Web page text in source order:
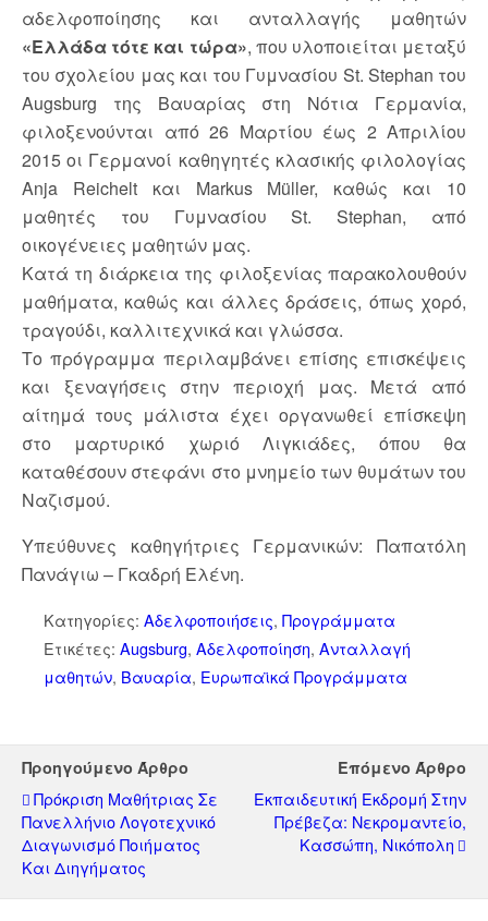
αδελφοποίησης και ανταλλαγής μαθητών
«Ελλάδα τότε και τώρα», που υλοποιείται μεταξύ
του σχολείου μας και του Γυμνασίου St. Stephan του
Augsburg της Βαυαρίας στη Νότια Γερμανία,
φιλοξενούνται από 26 Μαρτίου έως 2 Απριλίου
2015 οι Γερμανοί καθηγητές κλασικής φιλολογίας
Anja Reichelt και Markus Müller, καθώς και 10
μαθητές του Γυμνασίου St. Stephan, από
οικογένειες μαθητών μας.
Κατά τη διάρκεια της φιλοξενίας παρακολουθούν
μαθήματα, καθώς και άλλες δράσεις, όπως χορό,
τραγούδι, καλλιτεχνικά και γλώσσα.
Το πρόγραμμα περιλαμβάνει επίσης επισκέψεις
και ξεναγήσεις στην περιοχή μας. Μετά από
αίτημά τους μάλιστα έχει οργανωθεί επίσκεψη
στο μαρτυρικό χωριό Λιγκιάδες, όπου θα
καταθέσουν στεφάνι στο μνημείο των θυμάτων του
Ναζισμού.
Υπεύθυνες καθηγήτριες Γερμανικών: Παπατόλη
Πανάγιω – Γκαδρή Ελένη.
Κατηγορίες: Αδελφοποιήσεις, Προγράμματα
Ετικέτες: Augsburg, Αδελφοποίηση, Ανταλλαγή
μαθητών, Βαυαρία, Ευρωπαϊκά Προγράμματα
Προηγούμενο Άρθρο
Πρόκριση Μαθήτριας Σε
Πανελλήνιο Λογοτεχνικό
Διαγωνισμό Ποιήματος
Και Διηγήματος
Επόμενο Άρθρο
Εκπαιδευτική Εκδρομή Στην
Πρέβεζα: Νεκρομαντείο,
Κασσώπη, Νικόπολη